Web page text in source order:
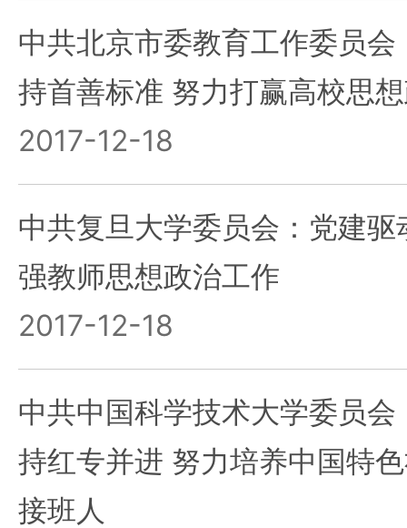
中共北京市委教育工作委员
持首善标准 努力打赢高校思
2017-12-18
中共复旦大学委员会：党建
强教师思想政治工作
2017-12-18
中共中国科学技术大学委员会
持红专并进 努力培养中国特
接班人